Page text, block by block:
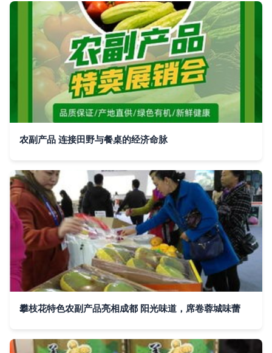
农副产品 连接田野与餐桌的经济命脉
攀枝花特色农副产品亮相成都 阳光味道，席卷蓉城味蕾